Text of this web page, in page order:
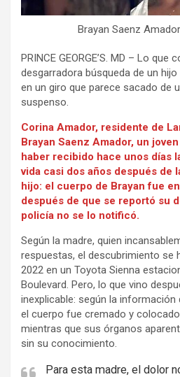
Brayan Saenz
PRINCE GEORGE’S. MD – Lo
desgarradora búsqueda de un
en un giro que parece sacado de
suspenso.
Corina Amador, residente de
Brayan Saenz Amador, un
haber recibido hace unos días
vida casi dos años después de
hijo: el cuerpo de Brayan fue
después de que se reportó su
policía no se lo notificó.
Según la madre, quien
respuestas, el descubrimiento se
2022 en un Toyota Sienna
Boulevard. Pero, lo que vino
inexplicable: según la información
el cuerpo fue cremado y
mientras que sus órganos
sin su conocimiento.
Para esta madre, el dolor